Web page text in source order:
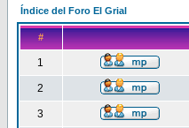
Índice del Foro El Grial
#
1
2
3